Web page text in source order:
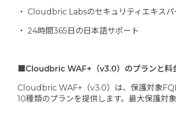
・ Cloudbric Labsのセキュリティエキス
・ 24時間365日の日本語サポート
■Cloudbric WAF+（v3.0）のプランと料
Cloudbric WAF+（v3.0）は、保護対象
10種類のプランを提供します。最大保護